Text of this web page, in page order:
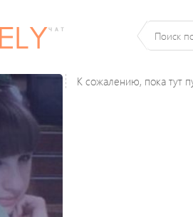
К сожалению, пока тут